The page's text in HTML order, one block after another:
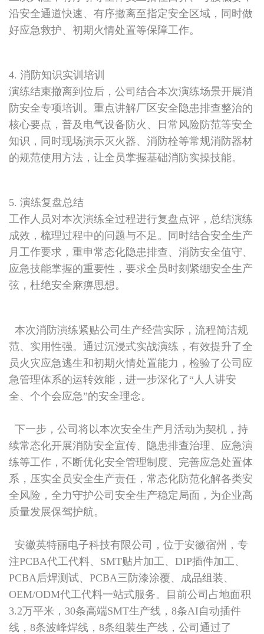
沿安全通道快速、有序撤离至指定安全区域，同时做
好应急救护、初期火情处置等保障工作。
4. 消防知识实训培训
演练结束撤离到位后，公司结合本次演练场景开展消
防安全专项培训。重点讲解厂区安全隐患排查整治的
核心要点，普及电气设备防火、日常风险防范等安全
知识，同时现场演示灭火器、消防栓等常规消防器材
的规范使用方法，让全员掌握基础消防实操技能。
5. 演练复盘总结
工作人员对本次演练全过程进行复盘点评，总结演练
成效，梳理过程中的问题与不足。同时结合安全生产
月工作要求，重申常态化隐患排查、消防安全值守、
应急技能掌握的重要性，要求全员时刻紧绷安全生产
弦，杜绝安全麻痹思想。
本次消防演练紧贴公司生产经营实际，流程简洁规
范、实用性强。通过沉浸式实战演练，有效提升了全
员火灾应急逃生和初期火情处置能力，检验了公司应
急管理体系的运转效能，进一步深化了“人人讲安
全、个个会应急”的安全理念。
下一步，公司将以本次安全生产月活动为契机，持
续常态化开展消防安全宣传、隐患排查治理、应急演
练等工作，不断优化安全管理制度、完善应急处置体
系，压实全员安全生产责任，常态化防范化解各类安
全风险，全力守护公司安全生产稳定局面，为企业高
质量发展保驾护航。
安徽英特丽电子科技有限公司，位于安徽宿州，专
注PCBA代工代料、SMT贴片加工、DIP插件加工、
PCBA后焊测试、PCBA三防漆涂覆、成品组装、
OEM/ODM代工代料一站式服务。目前公司占地面积
3.2万平米，30条高端SMT生产线，8条AI自动插件
线，8条波峰焊线，8条组装生产线，公司通过了